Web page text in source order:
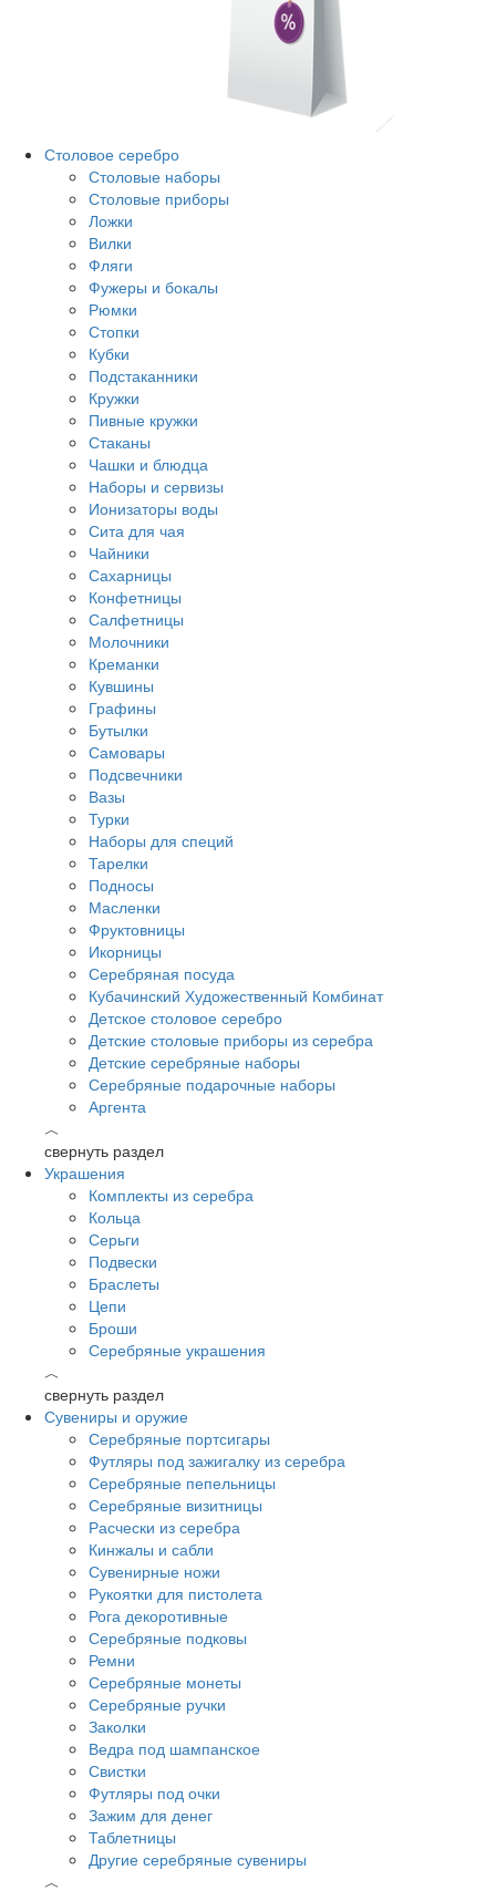
Столовое серебро
Столовые наборы
Столовые приборы
Ложки
Вилки
Фляги
Фужеры и бокалы
Рюмки
Стопки
Кубки
Подстаканники
Кружки
Пивные кружки
Стаканы
Чашки и блюдца
Наборы и сервизы
Ионизаторы воды
Сита для чая
Чайники
Сахарницы
Конфетницы
Салфетницы
Молочники
Креманки
Кувшины
Графины
Бутылки
Самовары
Подсвечники
Вазы
Турки
Наборы для специй
Тарелки
Подносы
Масленки
Фруктовницы
Икорницы
Серебряная посуда
Кубачинский Художественный Комбинат
Детское столовое серебро
Детские столовые приборы из серебра
Детские серебряные наборы
Серебряные подарочные наборы
Аргента
︿
свернуть раздел
Украшения
Комплекты из серебра
Кольца
Серьги
Подвески
Браслеты
Цепи
Броши
Серебряные украшения
︿
свернуть раздел
Сувениры и оружие
Серебряные портсигары
Футляры под зажигалку из серебра
Серебряные пепельницы
Серебряные визитницы
Расчески из серебра
Кинжалы и сабли
Сувенирные ножи
Рукоятки для пистолета
Рога декоротивные
Серебряные подковы
Ремни
Серебряные монеты
Серебряные ручки
Заколки
Ведра под шампанское
Свистки
Футляры под очки
Зажим для денег
Таблетницы
Другие серебряные сувениры
︿